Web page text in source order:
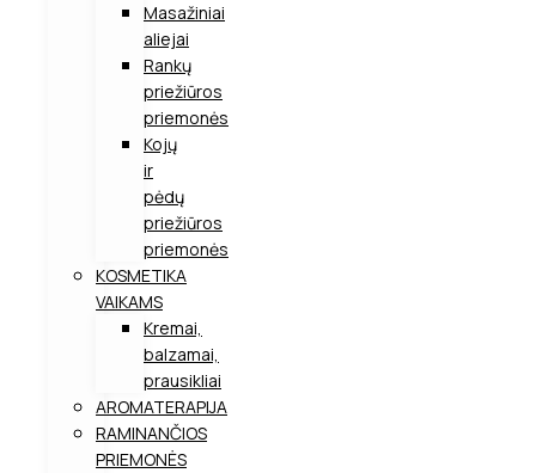
Masažiniai
aliejai
Rankų
priežiūros
priemonės
Kojų
ir
pėdų
priežiūros
priemonės
KOSMETIKA
VAIKAMS
Kremai,
balzamai,
prausikliai
AROMATERAPIJA
RAMINANČIOS
PRIEMONĖS